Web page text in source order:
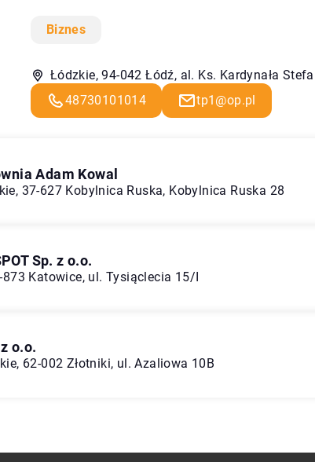
Biznes
Łódzkie, 94-042 Łódź, al. Ks. Kardynała
48730101014
tp1@op.pl
Adam Kowal
37-627 Kobylnica Ruska, Kobylnica Ruska 28
Sp. z o.o.
873 Katowice, ul. Tysiąclecia 15/I
o.o.
62-002 Złotniki, ul. Azaliowa 10B